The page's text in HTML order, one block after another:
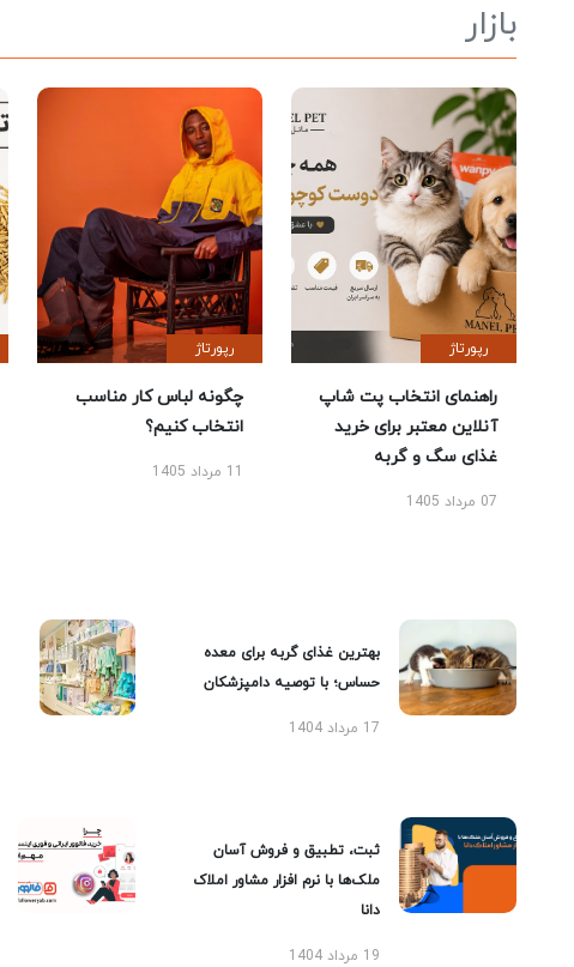
بازار
رپورتاژ
راهنمای انتخاب پت شاپ
آنلاین معتبر برای خرید
غذای سگ و گربه
07 مرداد 1405
رپورتاژ
چگونه لباس کار مناسب
انتخاب کنیم؟
11 مرداد 1405
بهترین غذای گربه برای معده
حساس؛ با توصیه دامپزشکان
17 مرداد 1404
ثبت، تطبیق و فروش آسان
ملک‌ها با نرم افزار مشاور املاک
دانا
19 مرداد 1404